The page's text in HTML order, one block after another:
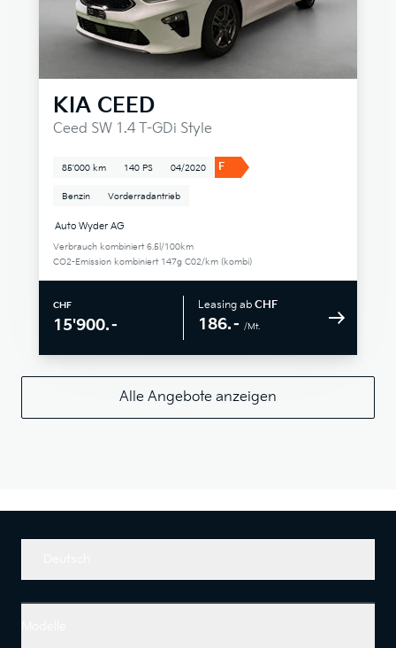
KIA CEED
Ceed SW 1.4 T-GDi Style
85'000 km 140 PS 04/2020 F
Benzin Vorderradantrieb
Auto Wyder AG
Verbrauch kombiniert 6.5l/100km
CO2-Emission kombiniert 147g C02/km (kombi)
CHF
15'900.–
Leasing ab CHF
186.– /Mt.
Alle Angebote anzeigen